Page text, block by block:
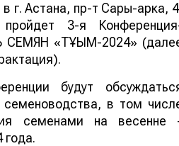
г. Астана, пр-т Сары-арка,
3-я
СЕМЯН «ТҰҚЫМ-2024»
будут
семеноводства, в том
семенами на весенне
года.